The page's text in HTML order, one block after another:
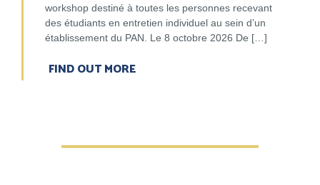
workshop destiné à toutes les personnes recevant
des étudiants en entretien individuel au sein d’un
établissement du PAN. Le 8 octobre 2026 De […]
FIND OUT MORE